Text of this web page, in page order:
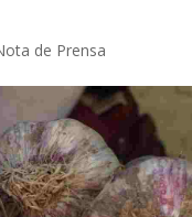
de Prensa